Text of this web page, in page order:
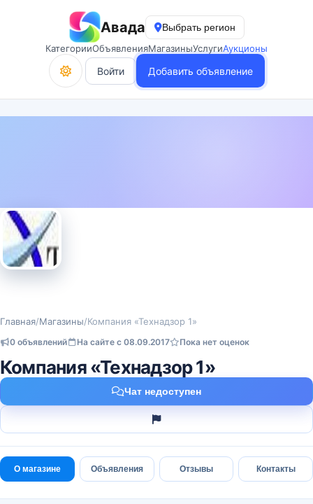
Авада
Выбрать регион
КатегорииОбъявленияМагазиныУслугиАукционы
Войти Добавить объявление
Главная/Магазины/Компания «Технадзор 1»
0 объявлений На сайте с 08.09.2017 Пока нет оценок
Компания «Технадзор 1»
Чат недоступен
О магазине Объявления Отзывы Контакты